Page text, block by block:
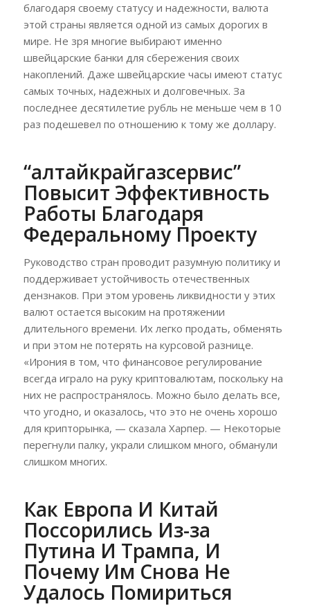
благодаря своему статусу и надежности, валюта
этой страны является одной из самых дорогих в
мире. Не зря многие выбирают именно
швейцарские банки для сбережения своих
накоплений. Даже швейцарские часы имеют статус
самых точных, надежных и долговечных. За
последнее десятилетие рубль не меньше чем в 10
раз подешевел по отношению к тому же доллару.
“алтайкрайгазсервис”
Повысит Эффективность
Работы Благодаря
Федеральному Проекту
Руководство стран проводит разумную политику и
поддерживает устойчивость отечественных
дензнаков. При этом уровень ликвидности у этих
валют остается высоким на протяжении
длительного времени. Их легко продать, обменять
и при этом не потерять на курсовой разнице.
«Ирония в том, что финансовое регулирование
всегда играло на руку криптовалютам, поскольку на
них не распространялось. Можно было делать все,
что угодно, и оказалось, что это не очень хорошо
для крипторынка, — сказала Харпер. — Некоторые
перегнули палку, украли слишком много, обманули
слишком многих.
Как Европа И Китай
Поссорились Из-за
Путина И Трампа, И
Почему Им Снова Не
Удалось Помириться